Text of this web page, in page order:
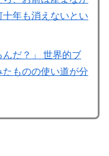
年も消えないとい
だ？」 世界的ブ
ものの使い道が分